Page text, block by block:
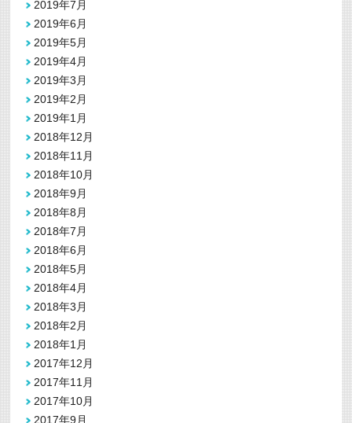
2019年7月
2019年6月
2019年5月
2019年4月
2019年3月
2019年2月
2019年1月
2018年12月
2018年11月
2018年10月
2018年9月
2018年8月
2018年7月
2018年6月
2018年5月
2018年4月
2018年3月
2018年2月
2018年1月
2017年12月
2017年11月
2017年10月
2017年9月